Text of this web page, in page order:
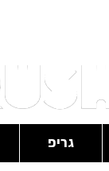
גריפ